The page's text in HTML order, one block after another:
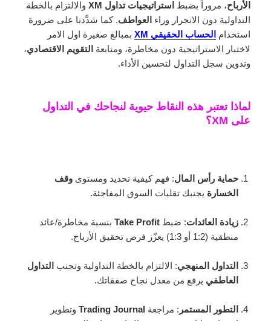
الأرباح، مروراً بضبط استراتيجيات تداول XM
والالتزام بالخطة
التداولية دون الانجرار وراء العواطف. كما شدَّدنا على ضرورة
استخدام الحساب الحقيقي XM
بمبالغ صغيرة اول الامر
لاختبار الاستراتيجية دون مخاطرة، ومتابعة التقويم الاقتصادي،
وتدوين سجل التداول لتحسين الأداء.
لماذا تعتبر هذه النقاط حيوية لنجاحك في التداول
على XM؟
حماية رأس المال: فهم كيفية تحديد ومستوىوقف
الخسارة يجنبك تقلبات السوق المفاجئة.
زيادة العائدات: ضبطTake Profit بنسبة مخاطرة/عائد
منطقية (1:2 أو 1:3) يعزّز فرص تحقيق الأرباح.
التداول المنهجي: الالتزام بالخطة التداولية وتجنب التداول
العاطفي يرفع من معدل نجاح صفقاتك.
التطور المستمر : مراجعة Trading Journal وتطوير